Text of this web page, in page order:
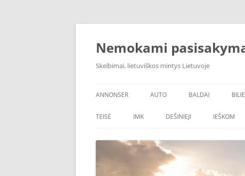
Skip
Nemokami
Skelbimai, lietuviškos mintys Lietuvoje
ANNONSER AUTO BALDAI
TEISĖ IMK DEŠINIEJI IEŠKOM